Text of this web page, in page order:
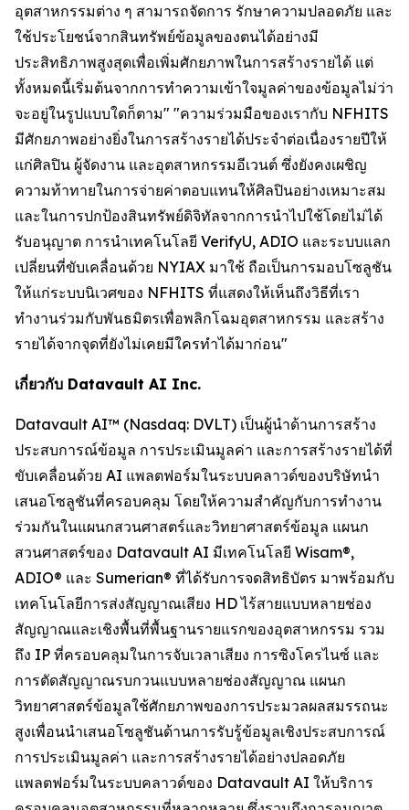
อุตสาหกรรมต่าง ๆ สามารถจัดการ รักษาความปลอดภัย และ
ใช้ประโยชน์จากสินทรัพย์ข้อมูลของตนได้อย่างมี
ประสิทธิภาพสูงสุดเพื่อเพิ่มศักยภาพในการสร้างรายได้ แต่
ทั้งหมดนี้เริ่มต้นจากการทำความเข้าใจมูลค่าของข้อมูลไม่ว่า
จะอยู่ในรูปแบบใดก็ตาม" "ความร่วมมือของเรากับ NFHITS
มีศักยภาพอย่างยิ่งในการสร้างรายได้ประจำต่อเนื่องรายปีให้
แก่ศิลปิน ผู้จัดงาน และอุตสาหกรรมอีเวนต์ ซึ่งยังคงเผชิญ
ความท้าทายในการจ่ายค่าตอบแทนให้ศิลปินอย่างเหมาะสม
และในการปกป้องสินทรัพย์ดิจิทัลจากการนำไปใช้โดยไม่ได้
รับอนุญาต การนำเทคโนโลยี VerifyU, ADIO และระบบแลก
เปลี่ยนที่ขับเคลื่อนด้วย NYIAX มาใช้ ถือเป็นการมอบโซลูชัน
ให้แก่ระบบนิเวศของ NFHITS ที่แสดงให้เห็นถึงวิธีที่เรา
ทำงานร่วมกับพันธมิตรเพื่อพลิกโฉมอุตสาหกรรม และสร้าง
รายได้จากจุดที่ยังไม่เคยมีใครทำได้มาก่อน"
เกี่ยวกับ Datavault AI Inc.
Datavault AI™ (Nasdaq: DVLT) เป็นผู้นำด้านการสร้าง
ประสบการณ์ข้อมูล การประเมินมูลค่า และการสร้างรายได้ที่
ขับเคลื่อนด้วย AI แพลตฟอร์มในระบบคลาวด์ของบริษัทนำ
เสนอโซลูชันที่ครอบคลุม โดยให้ความสำคัญกับการทำงาน
ร่วมกันในแผนกสวนศาสตร์และวิทยาศาสตร์ข้อมูล แผนก
สวนศาสตร์ของ Datavault AI มีเทคโนโลยี Wisam®,
ADIO® และ Sumerian® ที่ได้รับการจดสิทธิบัตร มาพร้อมกับ
เทคโนโลยีการส่งสัญญาณเสียง HD ไร้สายแบบหลายช่อง
สัญญาณและเชิงพื้นที่พื้นฐานรายแรกของอุตสาหกรรม รวม
ถึง IP ที่ครอบคลุมในการจับเวลาเสียง การซิงโครไนซ์ และ
การตัดสัญญาณรบกวนแบบหลายช่องสัญญาณ แผนก
วิทยาศาสตร์ข้อมูลใช้ศักยภาพของการประมวลผลสมรรถนะ
สูงเพื่อนนำเสนอโซลูชันด้านการรับรู้ข้อมูลเชิงประสบการณ์
การประเมินมูลค่า และการสร้างรายได้อย่างปลอดภัย
แพลตฟอร์มในระบบคลาวด์ของ Datavault AI ให้บริการ